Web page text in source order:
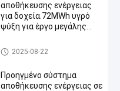
αποθήκευσης ενέργειας
για δοχεία.72MWh υγρό
ψύξη για έργο μεγάλης
Συσκευή αποθήκευσης ενέρ
γειας
2025-08-22
Προηγμένο σύστημα
αποθήκευσης ενέργειας σε